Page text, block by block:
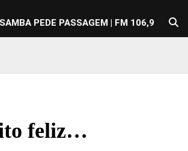
SAMBA PEDE PASSAGEM | FM 106,9
feliz…